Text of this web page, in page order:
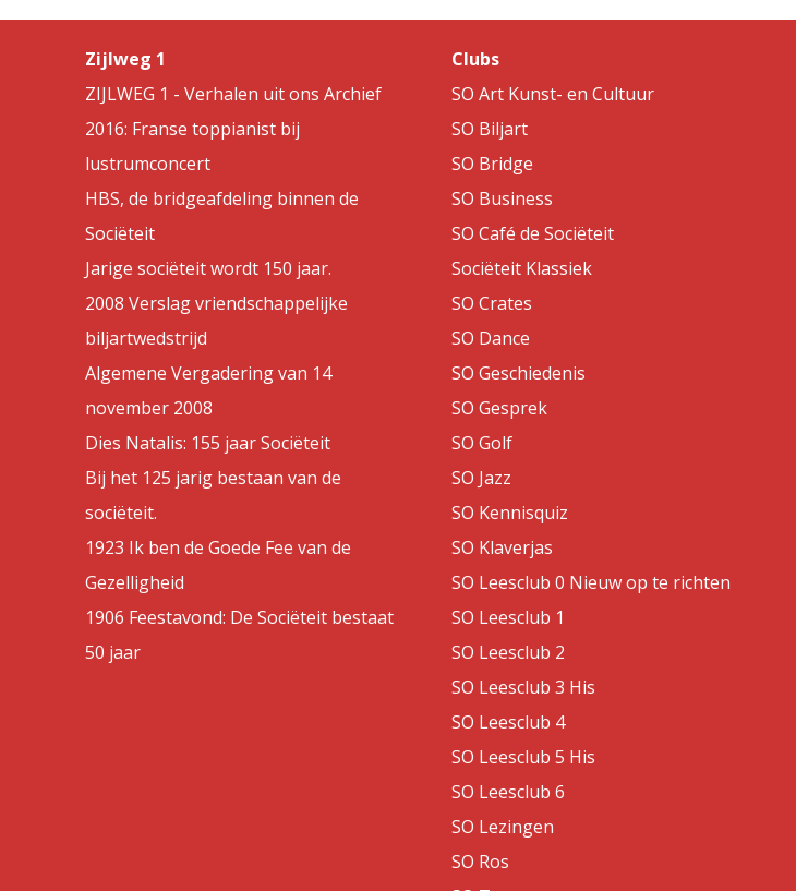
Zijlweg 1
ZIJLWEG 1 - Verhalen uit ons Archief
2016: Franse toppianist bij
lustrumconcert
HBS, de bridgeafdeling binnen de
Sociëteit
Jarige sociëteit wordt 150 jaar.
2008 Verslag vriendschappelijke
biljartwedstrijd
Algemene Vergadering van 14
november 2008
Dies Natalis: 155 jaar Sociëteit
Bij het 125 jarig bestaan van de
sociëteit.
1923 Ik ben de Goede Fee van de
Gezelligheid
1906 Feestavond: De Sociëteit bestaat
50 jaar
Clubs
SO Art Kunst- en Cultuur
SO Biljart
SO Bridge
SO Business
SO Café de Sociëteit
Sociëteit Klassiek
SO Crates
SO Dance
SO Geschiedenis
SO Gesprek
SO Golf
SO Jazz
SO Kennisquiz
SO Klaverjas
SO Leesclub 0 Nieuw op te richten
SO Leesclub 1
SO Leesclub 2
SO Leesclub 3 His
SO Leesclub 4
SO Leesclub 5 His
SO Leesclub 6
SO Lezingen
SO Ros